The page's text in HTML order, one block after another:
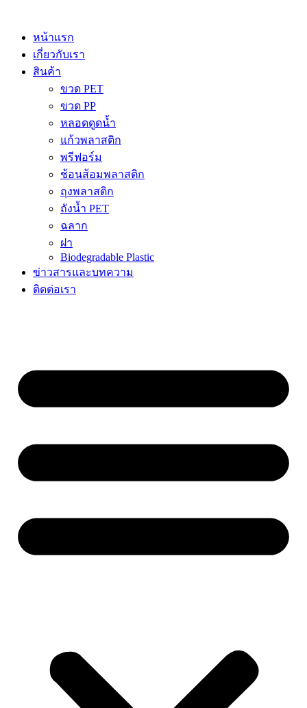
contentหน้าแรก
เกี่ยวกับเรา
สินค้า
ขวด PET
ขวด PP
หลอดดูดน้ำ
แก้วพลาสติก
พรีฟอร์ม
ช้อนส้อมพลาสติก
ถุงพลาสติก
ถังน้ำ PET
ฉลาก
ฝา
Biodegradable Plastic
ข่าวสารและบทความ
ติดต่อเรา